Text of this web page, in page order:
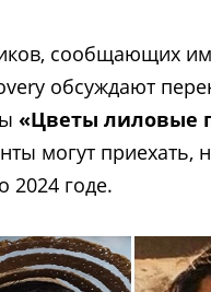
сообщающих
обсуждают
«Цветы лиловые
могут приехать,
2024 годе.